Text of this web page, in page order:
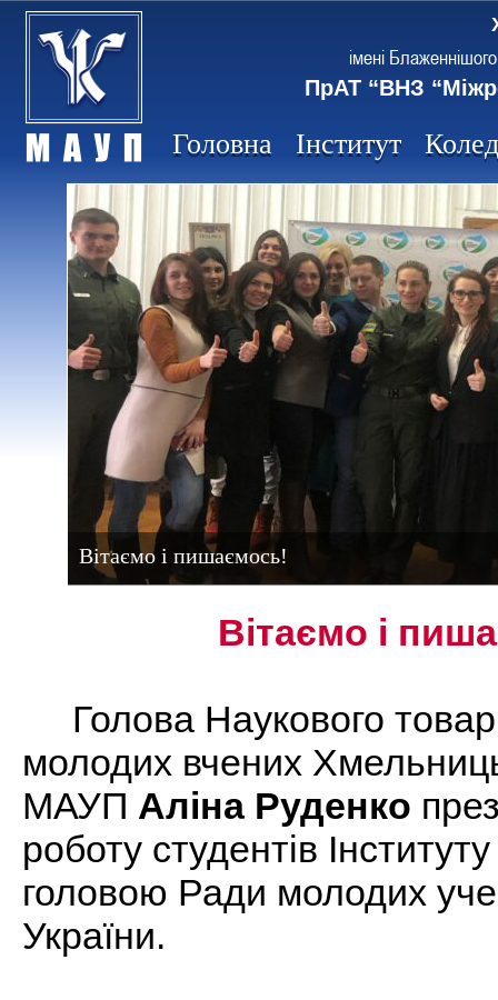
імені
ПрАТ “ВНЗ
Головна Інститут
Вітаємо і пишаємось!
Вітаємо і
Голова Наукового
молодих вчених
МАУП Аліна Руденко
роботу студентів Інституту
головою Ради молодих
України.